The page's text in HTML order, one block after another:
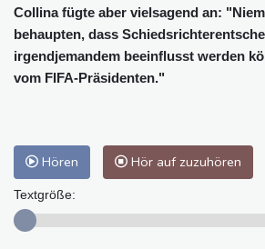
Collina fügte aber vielsagend an:
behaupten, dass
irgendjemandem beeinflusst werden
vom FIFA-Präsidenten."
Hören Hör auf zuzuhören
Textgröße: